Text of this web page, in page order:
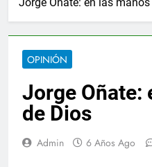
Namén a sus 80 años
para el combate de
Berosca y Jesús Vides
que abusó
OPINIÓN
Jorge Oñate:
de Dios
Admin 6 Años Ago